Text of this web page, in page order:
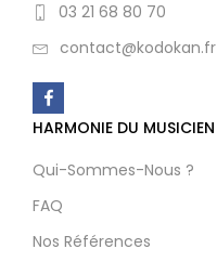
03 21 68 80 70
contact@kodokan.fr
HARMONIE DU MUSICIEN
Qui-Sommes-Nous ?
FAQ
Nos Références